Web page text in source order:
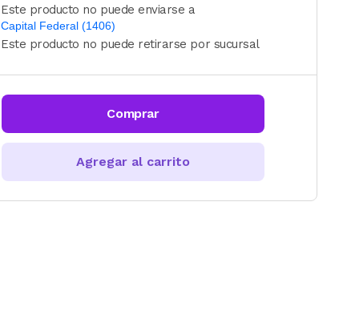
Este producto no puede enviarse a
Capital Federal (1406)
Ingresá código postal (sólo números)
CALCULAR
Este producto no puede retirarse por sucursal
Comprar
Agregar al carrito